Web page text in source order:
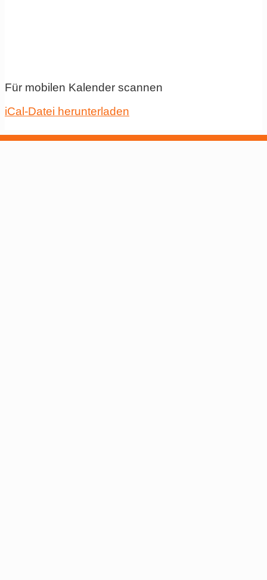
Für mobilen Kalender scannen
iCal-Datei herunterladen